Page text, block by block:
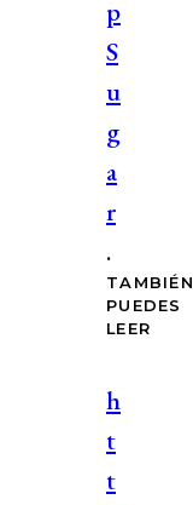
p
S
u
g
a
r
.
TAMBIÉN
PUEDES
LEER